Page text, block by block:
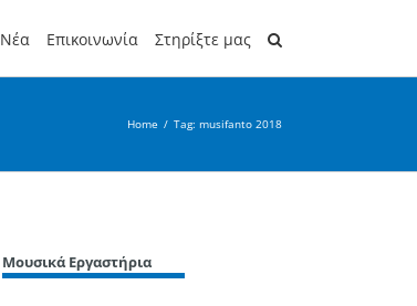
Νέα Επικοινωνία Στηρίξτε μας
Home / Tag: musifanto 2018
Μουσικά Εργαστήρια